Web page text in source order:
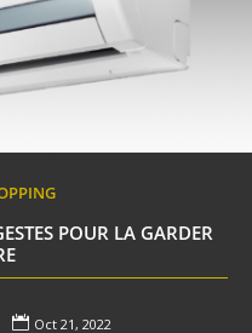
POUR LA GARDER
 Oct 21, 2022